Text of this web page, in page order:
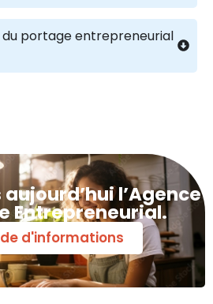
du portage entrepreneurial
l’Agence
Entrepreneurial.
d'informations